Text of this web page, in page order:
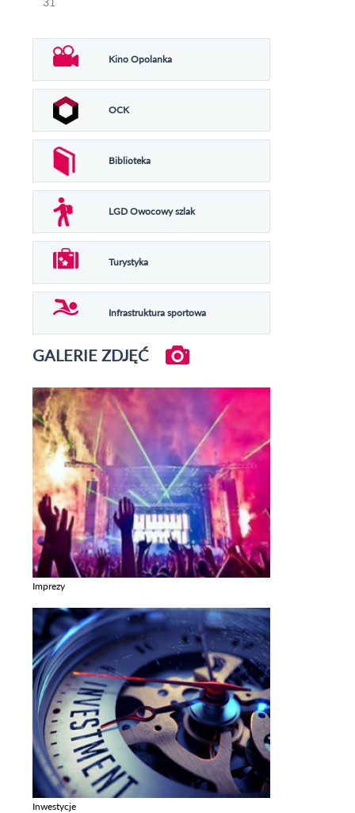
Kino Opolanka
OCK
Biblioteka
LGD Owocowy szlak
Turystyka
Infrastruktura sportowa
GALERIE ZDJĘĆ
Imprezy
Inwestycje